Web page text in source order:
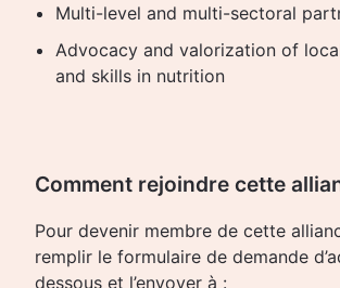
Multi-level and multi-sectoral
Advocacy and valorization of
and skills in nutrition
Comment rejoindre cette
Pour devenir membre de cette
remplir le formulaire de demande
dessous et l’envoyer à :